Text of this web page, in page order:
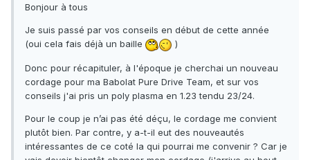
Bonjour à tous
Je suis passé par vos conseils en début de cette année
(oui cela fais déjà un baille
)
Donc pour récapituler, à l'époque je cherchai un nouveau
cordage pour ma Babolat Pure Drive Team, et sur vos
conseils j'ai pris un poly plasma en 1.23 tendu 23/24.
Pour le coup je n’ai pas été déçu, le cordage me convient
plutôt bien. Par contre, y a-t-il eut des nouveautés
intéressantes de ce coté la qui pourrai me convenir ? Car je